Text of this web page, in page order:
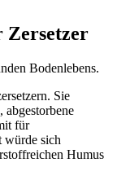
Bodenlebens.
Sie
abgestorbene
für
würde sich
Humus